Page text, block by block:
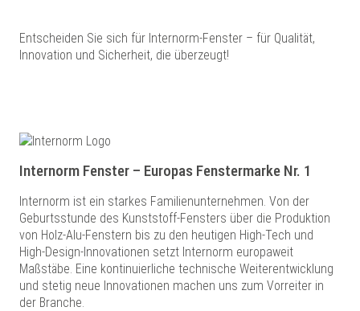
Entscheiden Sie sich für Internorm-Fenster – für Qualität,
Innovation und Sicherheit, die überzeugt!
Internorm Fenster – Europas Fenstermarke Nr. 1
Internorm ist ein starkes Familienunternehmen. Von der
Geburtsstunde des Kunststoff-Fensters über die Produktion
von Holz-Alu-Fenstern bis zu den heutigen High-Tech und
High-Design-Innovationen setzt Internorm europaweit
Maßstäbe. Eine kontinuierliche technische Weiterentwicklung
und stetig neue Innovationen machen uns zum Vorreiter in
der Branche.